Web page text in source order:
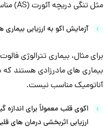
مثل تنگی دریچه آئورت (AS) مناسب است.
آزمایش اکو به ارزیابی
برای مثال، بیماری تترالوژی
بیماری های مادرزادی هستند که
آناتومیک مناسب نیست.
اکوی قلب معمولاً برای
ارزیابی اثربخشی درمان های